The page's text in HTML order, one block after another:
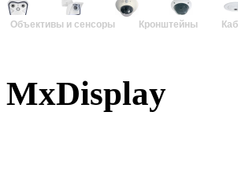
Объективы и сенсоры Кронштейны
MxDisplay